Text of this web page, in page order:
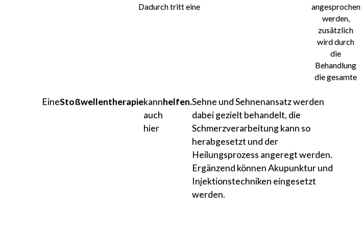
Dadurch tritt eine
angesprochen
werden,
zusätzlich
wird durch
die
Behandlung
die gesamte
EineStoßwellentherapiekann
auch
hier
helfen.Sehne und Sehnenansatz werden
dabei gezielt behandelt, die
Schmerzverarbeitung kann so
herabgesetzt und der
Heilungsprozess angeregt werden.
Ergänzend können Akupunktur und
Injektionstechniken eingesetzt
werden.